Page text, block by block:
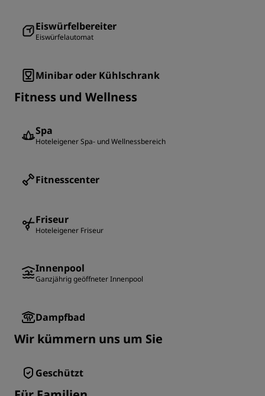
Eiswürfelbereiter
Eiswürfelautomat
Minibar oder Kühlschrank
Fitness und Wellness
Spa
Hoteleigener Spa- und Wellnessbereich
Fitnesscenter
Friseur
Hoteleigener Friseur
Innenpool
Ganzjährig geöffneter Innenpool
Dampfbad
Wir kümmern uns um Sie
Geschützt